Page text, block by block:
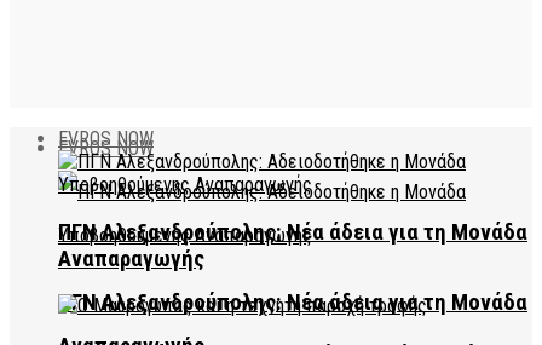
EVROS NOW
ΠΓΝ Αλεξανδρούπολης: Νέα άδεια για τη Μονάδα
EVROS NOW
ΠΓΝ Αλεξανδρούπολης: Νέα άδεια για τη Μονάδα
Αναπαραγωγής